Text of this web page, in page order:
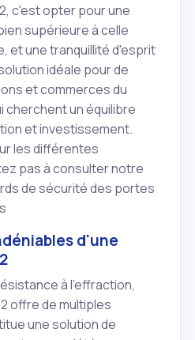
c'est opter pour une
supérieure à celle
et une tranquillité d'esprit
idéale pour de
et commerces du
cherchent un équilibre
et investissement.
les différentes
pas à consulter notre
de sécurité des portes
d'une
à l'effraction,
offre de multiples
une solution de